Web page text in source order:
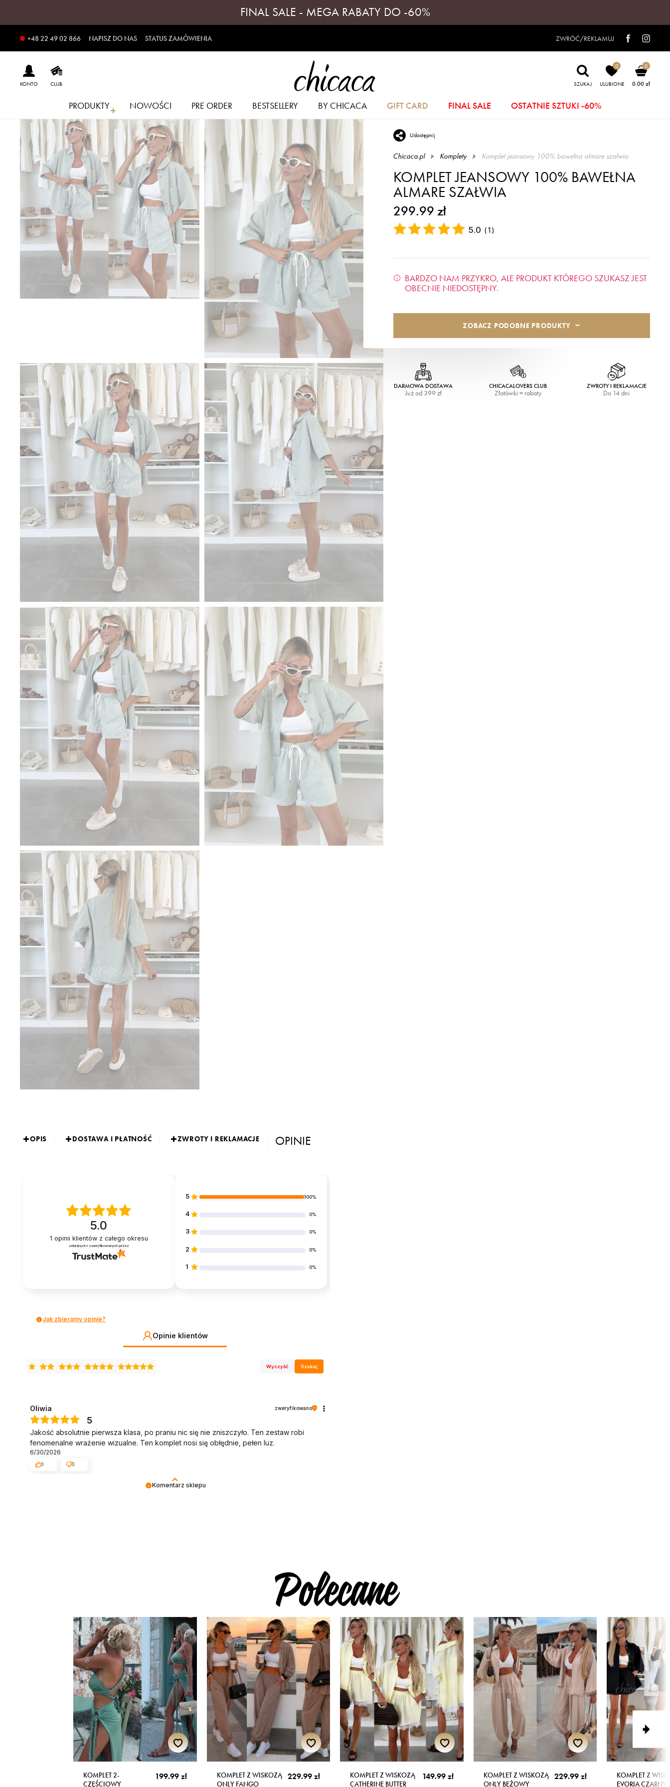
FINAL SALE - MEGA RABATY DO -60%
+48 22 49 02 866 NAPISZ DO NAS STATUS ZAMÓWIENIA ZWRÓĆ/REKLAMUJ
KONTO CLUB SZUKAJ
0
ULUBIONE
0
0.00 zł
PRODUKTY NOWOŚCI PRE ORDER BESTSELLERY BY CHICACA GIFT CARD FINAL SALE OSTATNIE SZTUKI -60%
OPIS DOSTAWA I PŁATNOŚĆ ZWROTY I REKLAMACJE OPINIE
5.0
1 opinii klientów z całego okresu
zebranych i zweryfikowanych przez
5 100%
4 0%
3 0%
2 0%
1 0%
Jak zbieramy opinie?
Opinie klientów
Wyczyść Szukaj
Komentarz sklepu
Oliwia zweryfikowano
5
Jakość absolutnie pierwsza klasa, po praniu nic się nie zniszczyło. Ten zestaw robi
fenomenalne wrażenie wizualne. Ten komplet nosi się obłędnie, pełen luz.
6/30/2026
0 0
Udostępnij
Chicaca.pl Komplety komplet jeansowy 100% bawełna almare szałwia
KOMPLET JEANSOWY 100% BAWEŁNA
ALMARE SZAŁWIA
299.99 zł
5.0 (1 )
BARDZO NAM PRZYKRO, ALE PRODUKT KTÓREGO SZUKASZ JEST
OBECNIE NIEDOSTĘPNY.
ZOBACZ PODOBNE PRODUKTY
DARMOWA DOSTAWA
Już od 399 zł
CHICACALOVERS CLUB
Złotówki = rabaty
ZWROTY I REKLAMACJE
Do 14 dni
Polecane
KOMPLET 2-
CZĘŚCIOWY
199.99 zł
KOMPLET Z WISKOZĄ
ONLY FANGO
229.99 zł
KOMPLET Z WISKOZĄ
CATHERINE BUTTER
149.99 zł
KOMPLET Z WISKOZĄ
ONLY BEŻOWY
229.99 zł
KOMPLET Z
EVORIA CZARNY